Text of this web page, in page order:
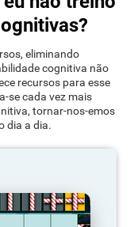
eliminando
cognitiva não
recursos para esse
se cada vez mais
tornar-nos-emos
dia a dia.